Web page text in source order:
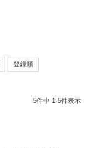
登録順
5件中 1-5件表示